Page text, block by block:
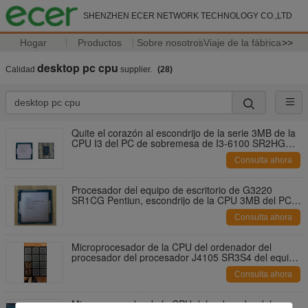
SHENZHEN ECER NETWORK TECHNOLOGY CO.,LTD
Hogar Productos Sobre nosotrosViaje de la fábrica>>
Calidad desktop pc cpu supplier. (28)
Quite el corazón al escondrijo de la serie 3MB de la
CPU I3 del PC de sobremesa de I3-6100 SR2HG
Consulta ahora
Procesador del equipo de escritorio de G3220
SR1CG Pentiun, escondrijo de la CPU 3MB del PC
Consulta ahora
Microprocesador de la CPU del ordenador del
procesador del procesador J4105 SR3S4 del equipo
de escritorio (4MB escondrijo 2.5GHz)Consulta ahora
Microprocesador de la CPU del ordenador del